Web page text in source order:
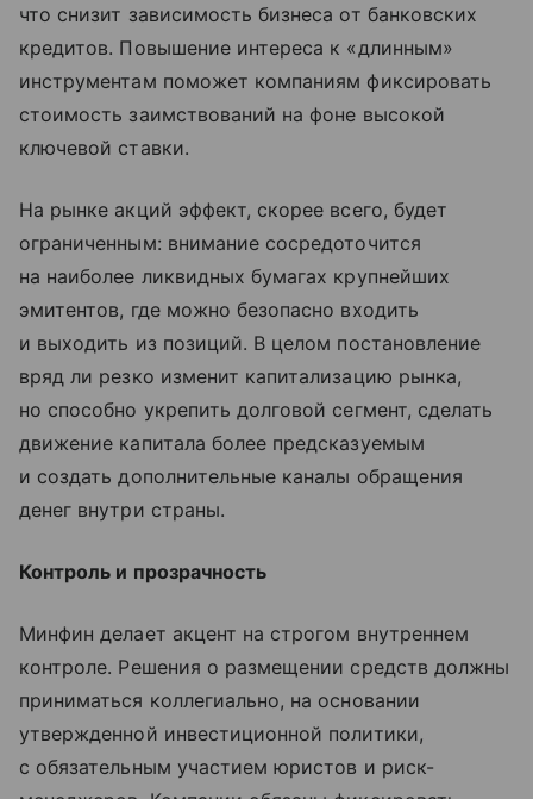
что снизит зависимость бизнеса от банковских
кредитов. Повышение интереса к «длинным»
инструментам поможет компаниям фиксировать
стоимость заимствований на фоне высокой
ключевой ставки.
На рынке акций эффект, скорее всего, будет
ограниченным: внимание сосредоточится
на наиболее ликвидных бумагах крупнейших
эмитентов, где можно безопасно входить
и выходить из позиций. В целом постановление
вряд ли резко изменит капитализацию рынка,
но способно укрепить долговой сегмент, сделать
движение капитала более предсказуемым
и создать дополнительные каналы обращения
денег внутри страны.
Контроль и прозрачность
Минфин делает акцент на строгом внутреннем
контроле. Решения о размещении средств должны
приниматься коллегиально, на основании
утвержденной инвестиционной политики,
с обязательным участием юристов и риск-